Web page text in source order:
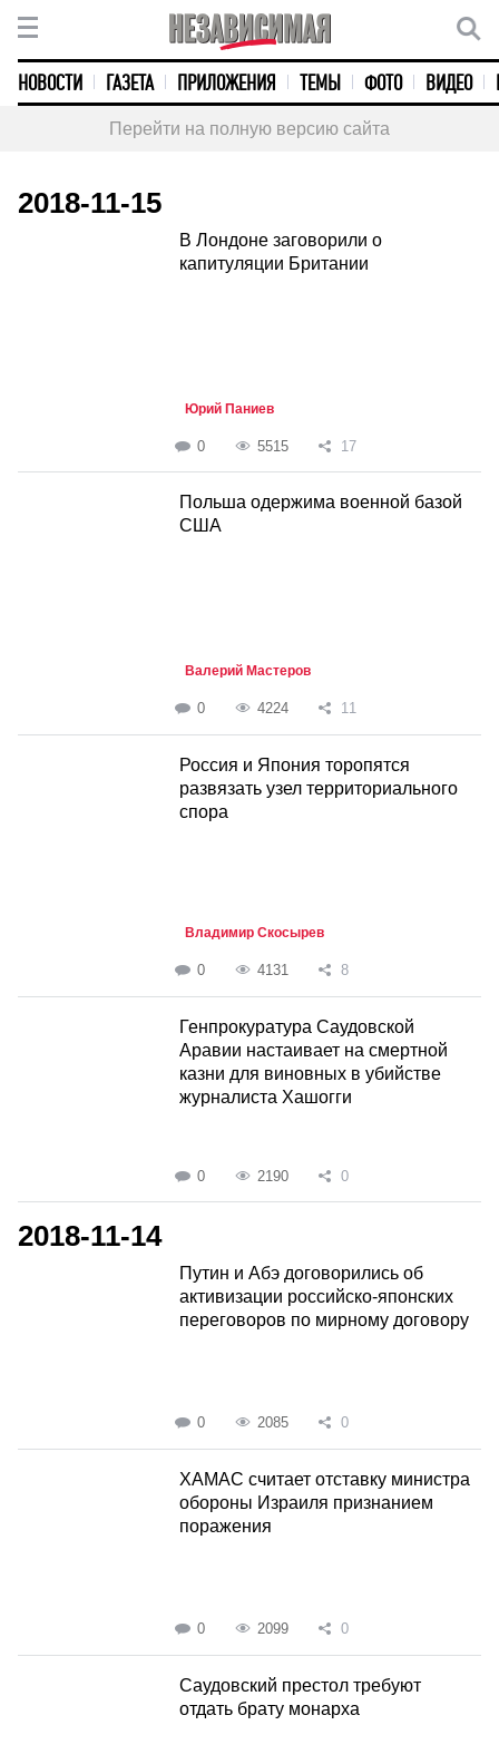
НОВОСТИ ГАЗЕТА ПРИЛОЖЕНИЯ ТЕМЫ ФОТО ВИДЕО
Перейти на полную версию сайта
2018-11-15
В Лондоне заговорили о
капитуляции Британии
Юрий Паниев
0 5515 17
Польша одержима военной базой
США
Валерий Мастеров
0 4224 11
Россия и Япония торопятся
развязать узел территориального
спора
Владимир Скосырев
0 4131 8
Генпрокуратура Саудовской
Аравии настаивает на смертной
казни для виновных в убийстве
журналиста Хашогги
0 2190 0
2018-11-14
Путин и Абэ договорились об
активизации российско-японских
переговоров по мирному договору
0 2085 0
ХАМАС считает отставку министра
обороны Израиля признанием
поражения
0 2099 0
Саудовский престол требуют
отдать брату монарха